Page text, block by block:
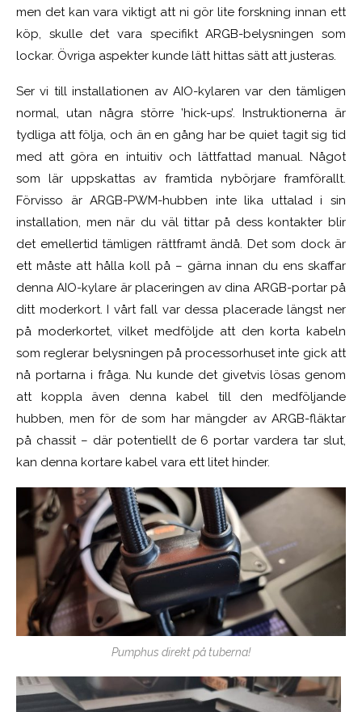
men det kan vara viktigt att ni gör lite forskning innan ett
köp, skulle det vara specifikt ARGB-belysningen som
lockar. Övriga aspekter kunde lätt hittas sätt att justeras.
Ser vi till installationen av AIO-kylaren var den tämligen
normal, utan några större ’hick-ups’. Instruktionerna är
tydliga att följa, och än en gång har be quiet tagit sig tid
med att göra en intuitiv och lättfattad manual. Något
som lär uppskattas av framtida nybörjare framförallt.
Förvisso är ARGB-PWM-hubben inte lika uttalad i sin
installation, men när du väl tittar på dess kontakter blir
det emellertid tämligen rättframt ändå. Det som dock är
ett måste att hålla koll på – gärna innan du ens skaffar
denna AIO-kylare är placeringen av dina ARGB-portar på
ditt moderkort. I vårt fall var dessa placerade längst ner
på moderkortet, vilket medföljde att den korta kabeln
som reglerar belysningen på processorhuset inte gick att
nå portarna i fråga. Nu kunde det givetvis lösas genom
att koppla även denna kabel till den medföljande
hubben, men för de som har mängder av ARGB-fläktar
på chassit – där potentiellt de 6 portar vardera tar slut,
kan denna kortare kabel vara ett litet hinder.
Pumphus direkt på tuberna!